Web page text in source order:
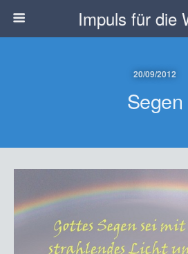
Impuls für die
20/09/2012
Segen